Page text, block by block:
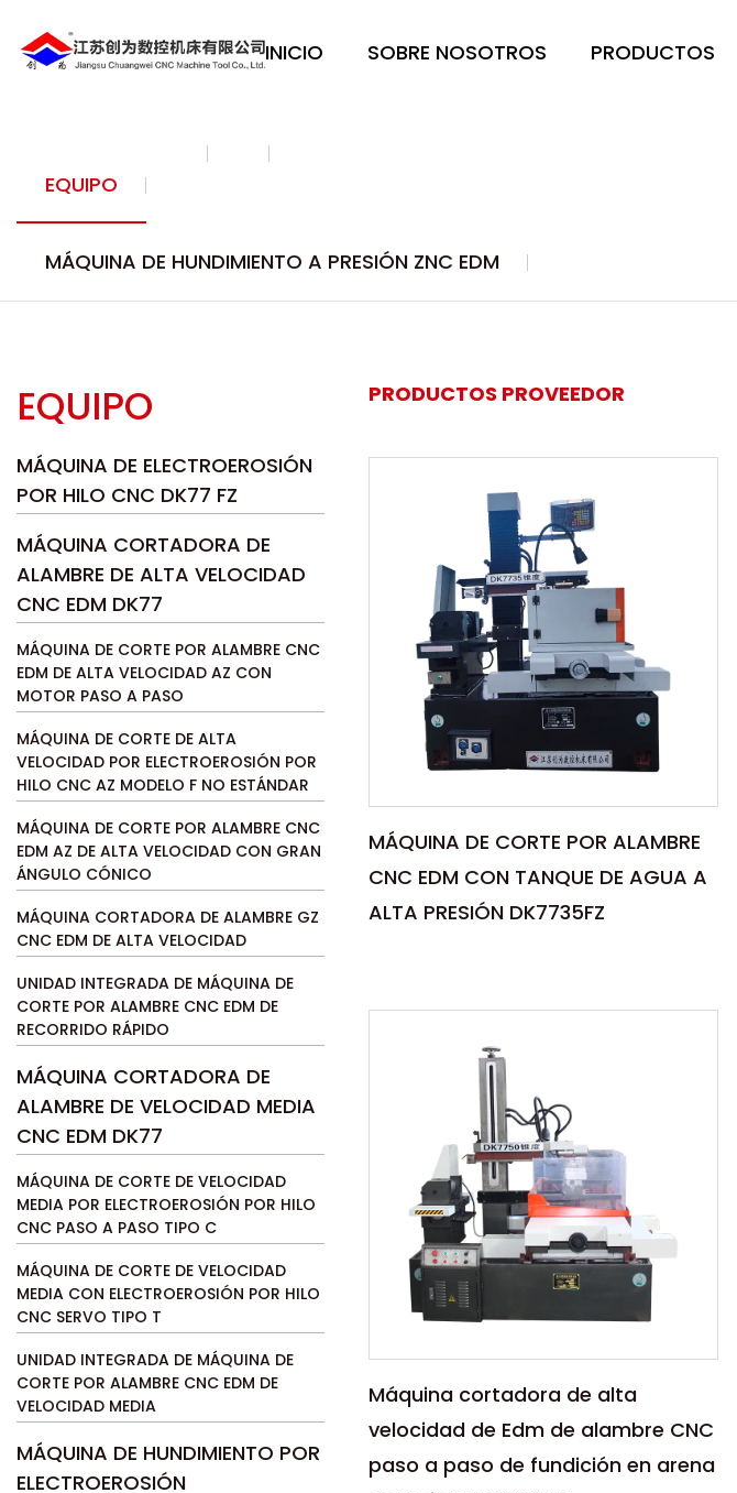
INICIO SOBRE NOSOTROS PRODUCTOS
EQUIPO
MÁQUINA DE HUNDIMIENTO A PRESIÓN ZNC EDM
EQUIPO
MÁQUINA DE ELECTROEROSIÓN
POR HILO CNC DK77 FZ
MÁQUINA CORTADORA DE
ALAMBRE DE ALTA VELOCIDAD
CNC EDM DK77
MÁQUINA DE CORTE POR ALAMBRE CNC
EDM DE ALTA VELOCIDAD AZ CON
MOTOR PASO A PASO
MÁQUINA DE CORTE DE ALTA
VELOCIDAD POR ELECTROEROSIÓN POR
HILO CNC AZ MODELO F NO ESTÁNDAR
MÁQUINA DE CORTE POR ALAMBRE CNC
EDM AZ DE ALTA VELOCIDAD CON GRAN
ÁNGULO CÓNICO
MÁQUINA CORTADORA DE ALAMBRE GZ
CNC EDM DE ALTA VELOCIDAD
UNIDAD INTEGRADA DE MÁQUINA DE
CORTE POR ALAMBRE CNC EDM DE
RECORRIDO RÁPIDO
MÁQUINA CORTADORA DE
ALAMBRE DE VELOCIDAD MEDIA
CNC EDM DK77
MÁQUINA DE CORTE DE VELOCIDAD
MEDIA POR ELECTROEROSIÓN POR HILO
CNC PASO A PASO TIPO C
MÁQUINA DE CORTE DE VELOCIDAD
MEDIA CON ELECTROEROSIÓN POR HILO
CNC SERVO TIPO T
UNIDAD INTEGRADA DE MÁQUINA DE
CORTE POR ALAMBRE CNC EDM DE
VELOCIDAD MEDIA
MÁQUINA DE HUNDIMIENTO POR
ELECTROEROSIÓN
PRODUCTOS PROVEEDOR
CNC EDM con Tanque de Agua a
Alta Presión DK7735FZ es una
maravilla ...
LEER MÁS
MÁQUINA DE CORTE POR ALAMBRE
CNC EDM CON TANQUE DE AGUA A
ALTA PRESIÓN DK7735FZ
Máquina cortadora de alta
velocidad de Edm de alambre CNC
paso a paso de fundición en arena